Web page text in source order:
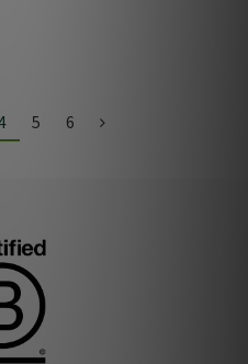
首先，讓我們先來說明養髮
期做好護髮就能維持美麗，
5 6